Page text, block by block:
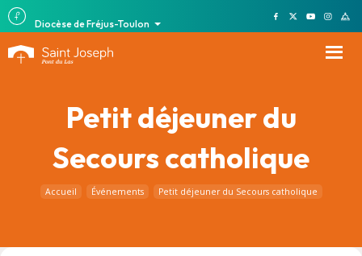
Diocèse de Fréjus-Toulon
Petit déjeuner du
Secours catholique
Accueil Événements Petit déjeuner du Secours catholique